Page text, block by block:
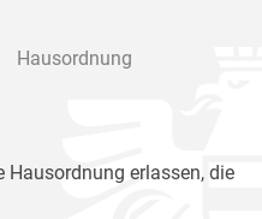
Hausordnung
erlassen, die